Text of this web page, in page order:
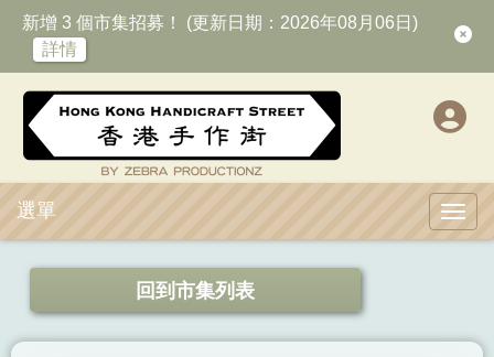
新增 3 個市集招募！ (更新日期：2026年08月06日)
詳情
選單
回到市集列表